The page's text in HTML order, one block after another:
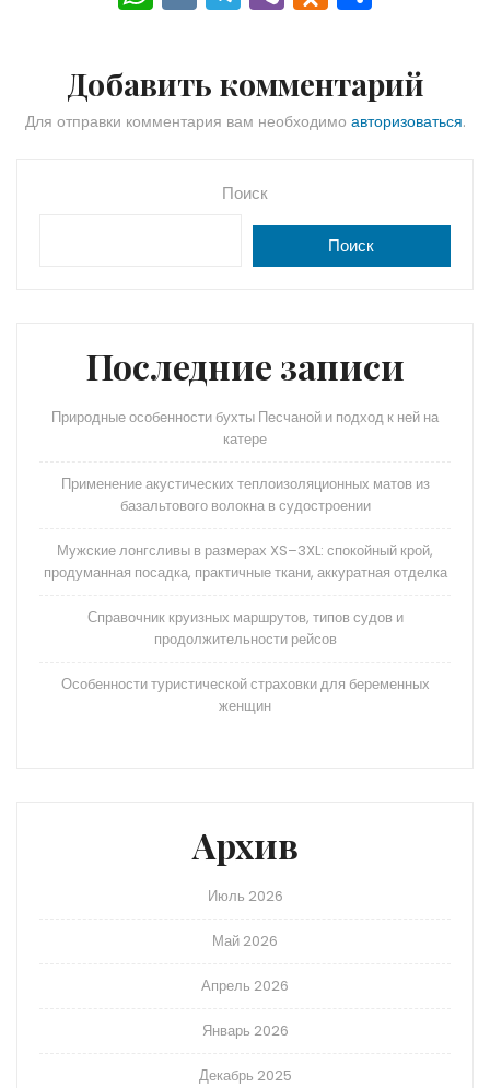
h
ts
A
K el
gr
a
b d
o
kl
s
ni
а
в
Добавить комментарий
Для отправки комментария вам необходимо авторизоваться.
Поиск
Поиск
Последние записи
Природные особенности бухты Песчаной и подход к ней на
катере
Применение акустических теплоизоляционных матов из
базальтового волокна в судостроении
Мужские лонгсливы в размерах XS–3XL: спокойный крой,
продуманная посадка, практичные ткани, аккуратная отделка
Справочник круизных маршрутов, типов судов и
продолжительности рейсов
Особенности туристической страховки для беременных
женщин
Архив
Июль 2026
Май 2026
Апрель 2026
Январь 2026
Декабрь 2025